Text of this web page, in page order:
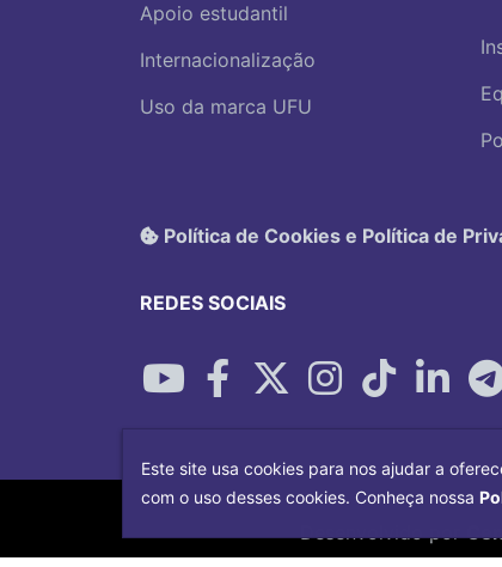
Apoio estudantil
Internacionalização
Uso da marca UFU
Política de Cookies e Política de
REDES SOCIAIS
Desenvolvido por
Este site usa cookies para nos ajudar a
com o uso desses cookies. Conheça nossa